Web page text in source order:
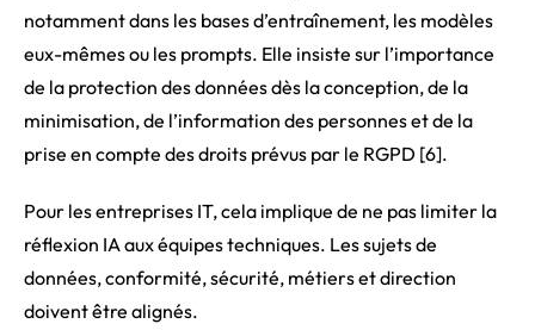
notamment dans les bases d’entraînement, les modèles
eux-mêmes ou les prompts. Elle insiste sur l’importance
de la protection des données dès la conception, de la
minimisation, de l’information des personnes et de la
prise en compte des droits prévus par le RGPD [6].
Pour les entreprises IT, cela implique de ne pas limiter la
réflexion IA aux équipes techniques. Les sujets de
données, conformité, sécurité, métiers et direction
doivent être alignés.